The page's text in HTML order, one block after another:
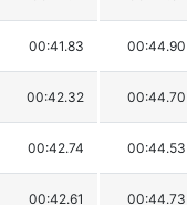
00:41.83 00:44.90
00:42.32 00:44.70
00:42.74 00:44.53
00:42.61 00:44.73